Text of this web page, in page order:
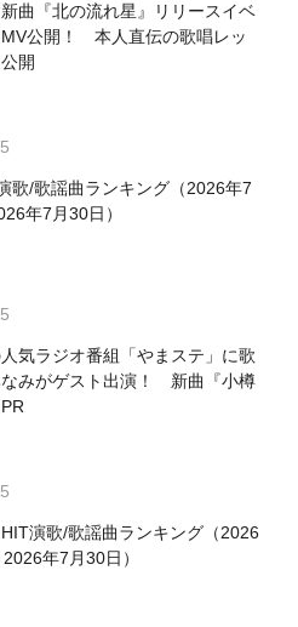
曲『北の流れ星』リリースイベ
MV公開！ 本人直伝の歌唱レッ
開
歌/歌謡曲ランキング（2026年7
年7月30日）
気ラジオ番組「やまステ」に歌
みがゲスト出演！ 新曲『小樽
演歌/歌謡曲ランキング（2026
年7月30日）